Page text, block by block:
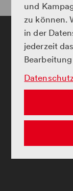
Filisur.
Reisegruppen
Expressgebucht
Preise
CHF 25.00 pro
Der Parkplatz
ganz in der
(Koordinaten
und
zu können.
in der
jederzeit